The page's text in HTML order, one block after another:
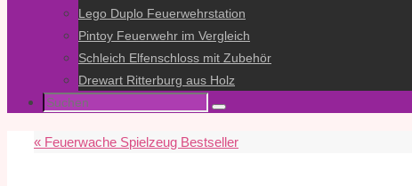
Lego Duplo Feuerwehrstation
Pintoy Feuerwehr im Vergleich
Schleich Elfenschloss mit Zubehör
Drewart Ritterburg aus Holz
Suche
Suchen
« Feuerwache Spielzeug Bestseller